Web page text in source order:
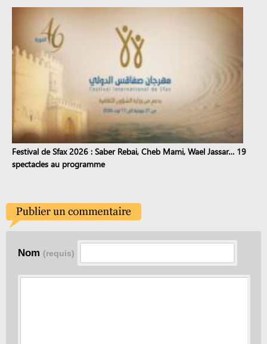
Festival de Sfax 2026 : Saber Rebai, Cheb Mami, Wael Jassar… 19
spectacles au programme
Nom (requis)